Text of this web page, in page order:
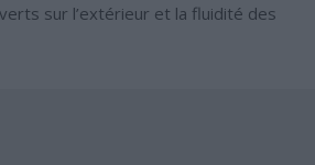
sur l’extérieur et la fluidité des